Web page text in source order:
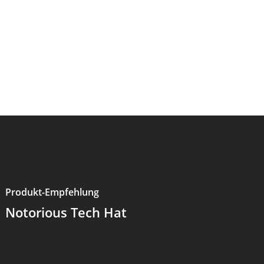
Produkt-Empfehlung
Notorious Tech Hat